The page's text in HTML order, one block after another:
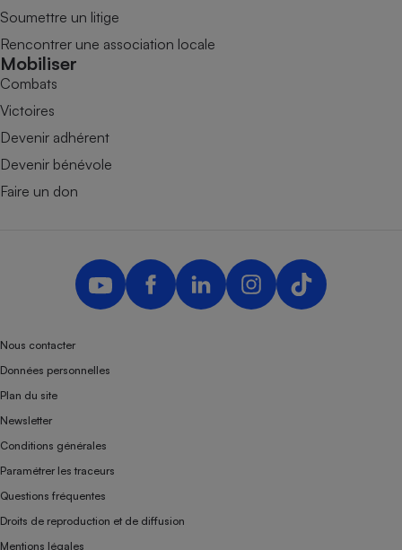
Soumettre un litige
Rencontrer une association locale
Mobiliser
Combats
Victoires
Devenir adhérent
Devenir bénévole
Faire un don
Nous contacter
Données personnelles
Plan du site
Newsletter
Conditions générales
Paramétrer les traceurs
Questions fréquentes
Droits de reproduction et de diffusion
Mentions légales